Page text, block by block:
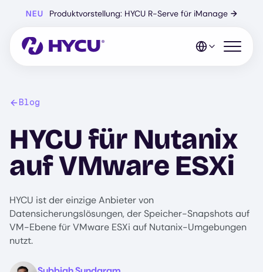
Hauptinhalt
NEU Produktvorstellung: HYCU R-Serve für iManage →
Mobiles
Blog
HYCU für Nutanix
auf VMware ESXi
HYCU ist der einzige Anbieter von
Datensicherungslösungen, der Speicher-Snapshots auf
VM-Ebene für VMware ESXi auf Nutanix-Umgebungen
nutzt.
Image